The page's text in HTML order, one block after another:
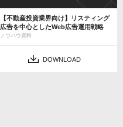
【不動産投資業界向け】リスティング
広告を中心としたWeb広告運用戦略
ノウハウ資料
DOWNLOAD